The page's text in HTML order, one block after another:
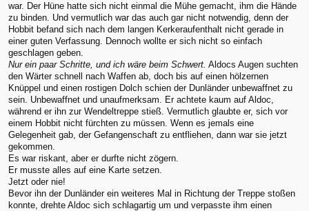
war. Der Hüne hatte sich nicht einmal die Mühe gemacht, ihm die Hände
zu binden. Und vermutlich war das auch gar nicht notwendig, denn der
Hobbit befand sich nach dem langen Kerkeraufenthalt nicht gerade in
einer guten Verfassung. Dennoch wollte er sich nicht so einfach
geschlagen geben.
Nur ein paar Schritte, und ich wäre beim Schwert. Aldocs Augen suchten
den Wärter schnell nach Waffen ab, doch bis auf einen hölzernen
Knüppel und einen rostigen Dolch schien der Dunländer unbewaffnet zu
sein. Unbewaffnet und unaufmerksam. Er achtete kaum auf Aldoc,
während er ihn zur Wendeltreppe stieß. Vermutlich glaubte er, sich vor
einem Hobbit nicht fürchten zu müssen. Wenn es jemals eine
Gelegenheit gab, der Gefangenschaft zu entfliehen, dann war sie jetzt
gekommen.
Es war riskant, aber er durfte nicht zögern.
Er musste alles auf eine Karte setzen.
Jetzt oder nie!
Bevor ihn der Dunländer ein weiteres Mal in Richtung der Treppe stoßen
konnte, drehte Aldoc sich schlagartig um und verpasste ihm einen